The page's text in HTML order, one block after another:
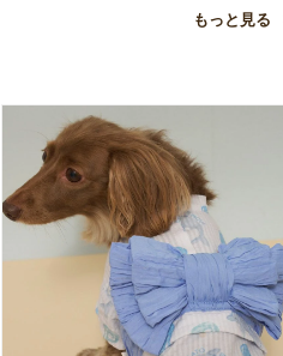
もっと見る
お買い物を続ける カートへ進む